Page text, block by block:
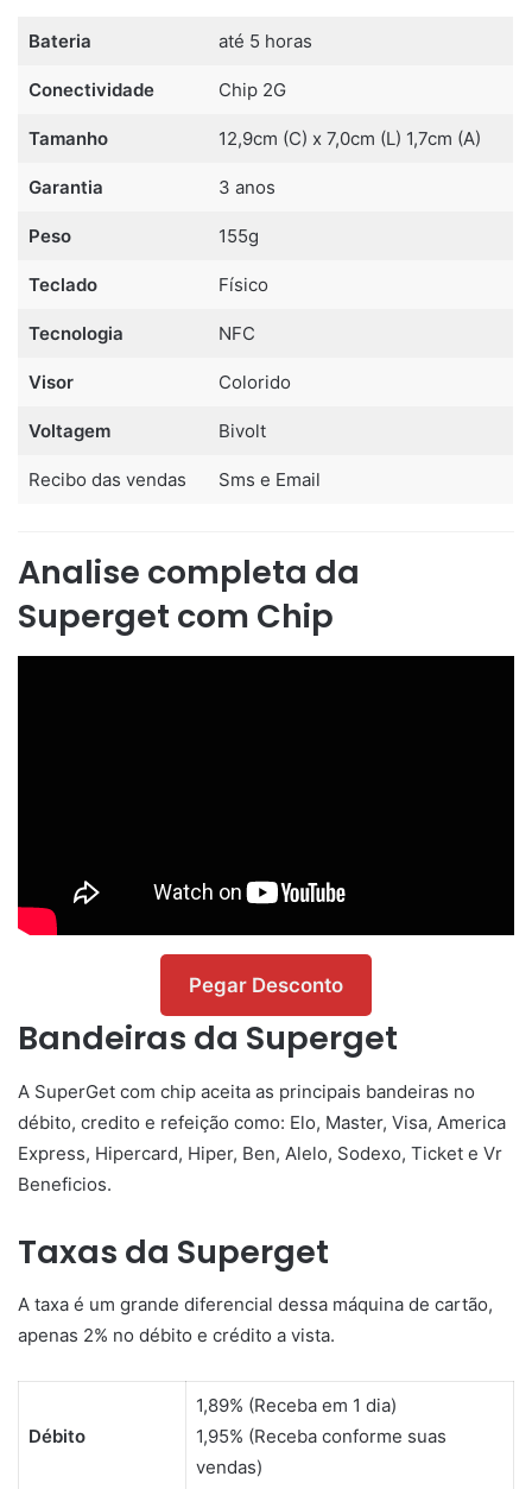
Bateria até 5 horas
Conectividade Chip 2G
Tamanho 12,9cm (C) x 7,0cm (L) 1,7cm (A)
Garantia 3 anos
Peso 155g
Teclado Físico
Tecnologia NFC
Visor Colorido
Voltagem Bivolt
Recibo das vendas Sms e Email
Analise completa da
Superget com Chip
Pegar Desconto
Bandeiras da Superget
A SuperGet com chip aceita as principais bandeiras no
débito, credito e refeição como: Elo, Master, Visa, America
Express, Hipercard, Hiper, Ben, Alelo, Sodexo, Ticket e Vr
Beneficios.
Taxas da Superget
A taxa é um grande diferencial dessa máquina de cartão,
apenas 2% no débito e crédito a vista.
Débito
1,89% (Receba em 1 dia)
1,95% (Receba conforme suas
vendas)